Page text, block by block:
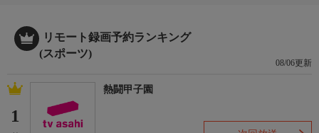
リモート録画予約ランキング
(スポーツ)
08/06更新
1
熱闘甲子園